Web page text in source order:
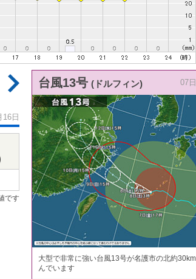
16日
です
台風13号 (ドルフィン) 07
大型で非常に強い台風13号が名護市の北約
んでいます